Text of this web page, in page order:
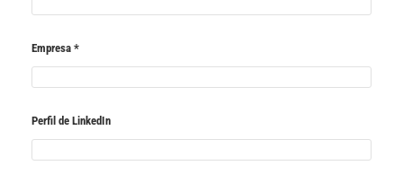
Empresa *
Perfil de LinkedIn